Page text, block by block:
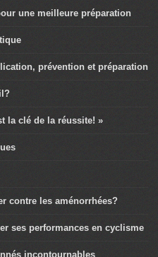
une meilleure préparation
prévention et préparation
la clé de la réussite! »
contre les aménorrhées?
ses performances en cyclisme
incontournables